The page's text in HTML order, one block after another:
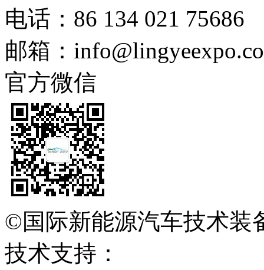
电话：86 134 021 75686
邮箱：
官方微信
©国际新能源汽车技术装
技术支持：